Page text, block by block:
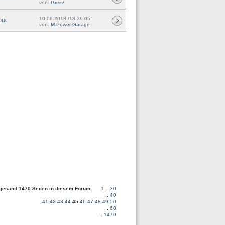
von: Greis²
10.06.2018 /13:39:05
von: M-Power Garage
1470 Seiten in diesem Forum: 1
30
40
41 42 43 44 45 46 47 48 49 50
60
1470